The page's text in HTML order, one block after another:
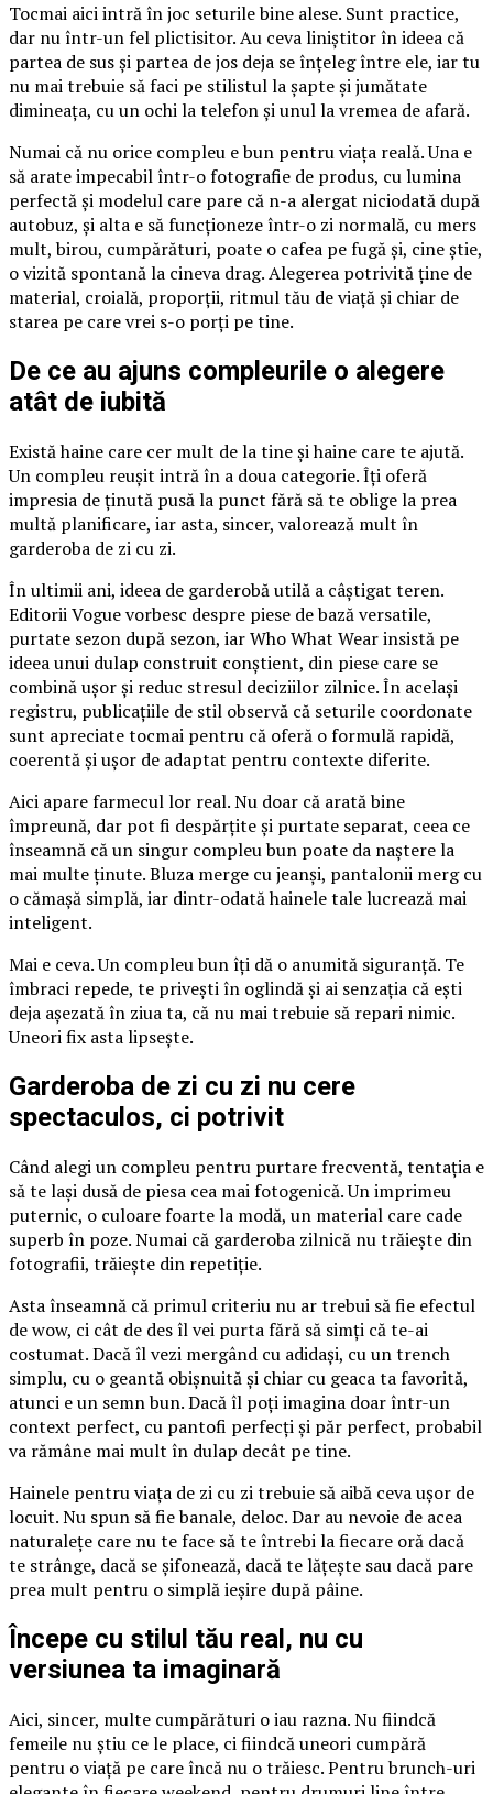
Tocmai aici intră în joc seturile bine alese. Sunt practice,
dar nu într-un fel plictisitor. Au ceva liniștitor în ideea că
partea de sus și partea de jos deja se înțeleg între ele, iar tu
nu mai trebuie să faci pe stilistul la șapte și jumătate
dimineața, cu un ochi la telefon și unul la vremea de afară.
Numai că nu orice compleu e bun pentru viața reală. Una e
să arate impecabil într-o fotografie de produs, cu lumina
perfectă și modelul care pare că n-a alergat niciodată după
autobuz, și alta e să funcționeze într-o zi normală, cu mers
mult, birou, cumpărături, poate o cafea pe fugă și, cine știe,
o vizită spontană la cineva drag. Alegerea potrivită ține de
material, croială, proporții, ritmul tău de viață și chiar de
starea pe care vrei s-o porți pe tine.
De ce au ajuns compleurile o alegere
atât de iubită
Există haine care cer mult de la tine și haine care te ajută.
Un compleu reușit intră în a doua categorie. Îți oferă
impresia de ținută pusă la punct fără să te oblige la prea
multă planificare, iar asta, sincer, valorează mult în
garderoba de zi cu zi.
În ultimii ani, ideea de garderobă utilă a câștigat teren.
Editorii Vogue vorbesc despre piese de bază versatile,
purtate sezon după sezon, iar Who What Wear insistă pe
ideea unui dulap construit conștient, din piese care se
combină ușor și reduc stresul deciziilor zilnice. În același
registru, publicațiile de stil observă că seturile coordonate
sunt apreciate tocmai pentru că oferă o formulă rapidă,
coerentă și ușor de adaptat pentru contexte diferite.
Aici apare farmecul lor real. Nu doar că arată bine
împreună, dar pot fi despărțite și purtate separat, ceea ce
înseamnă că un singur compleu bun poate da naștere la
mai multe ținute. Bluza merge cu jeanși, pantalonii merg cu
o cămașă simplă, iar dintr-odată hainele tale lucrează mai
inteligent.
Mai e ceva. Un compleu bun îți dă o anumită siguranță. Te
îmbraci repede, te privești în oglindă și ai senzația că ești
deja așezată în ziua ta, că nu mai trebuie să repari nimic.
Uneori fix asta lipsește.
Garderoba de zi cu zi nu cere
spectaculos, ci potrivit
Când alegi un compleu pentru purtare frecventă, tentația e
să te lași dusă de piesa cea mai fotogenică. Un imprimeu
puternic, o culoare foarte la modă, un material care cade
superb în poze. Numai că garderoba zilnică nu trăiește din
fotografii, trăiește din repetiție.
Asta înseamnă că primul criteriu nu ar trebui să fie efectul
de wow, ci cât de des îl vei purta fără să simți că te-ai
costumat. Dacă îl vezi mergând cu adidași, cu un trench
simplu, cu o geantă obișnuită și chiar cu geaca ta favorită,
atunci e un semn bun. Dacă îl poți imagina doar într-un
context perfect, cu pantofi perfecți și păr perfect, probabil
va rămâne mai mult în dulap decât pe tine.
Hainele pentru viața de zi cu zi trebuie să aibă ceva ușor de
locuit. Nu spun să fie banale, deloc. Dar au nevoie de acea
naturalețe care nu te face să te întrebi la fiecare oră dacă
te strânge, dacă se șifonează, dacă te lățește sau dacă pare
prea mult pentru o simplă ieșire după pâine.
Începe cu stilul tău real, nu cu
versiunea ta imaginară
Aici, sincer, multe cumpărături o iau razna. Nu fiindcă
femeile nu știu ce le place, ci fiindcă uneori cumpără
pentru o viață pe care încă nu o trăiesc. Pentru brunch-uri